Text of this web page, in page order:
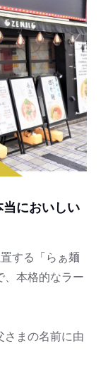
においしい
する「らぁ麺
、本格的なラー
さまの名前に由